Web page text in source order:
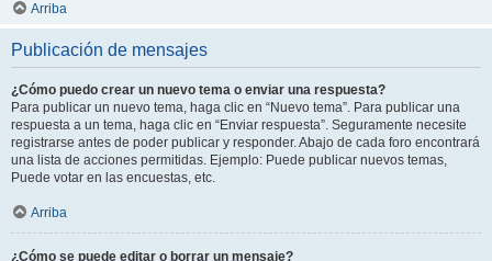
Arriba
Publicación de mensajes
¿Cómo puedo crear un nuevo tema o enviar una respuesta?
Para publicar un nuevo tema, haga clic en “Nuevo tema”. Para publicar una
respuesta a un tema, haga clic en “Enviar respuesta”. Seguramente necesite
registrarse antes de poder publicar y responder. Abajo de cada foro encontrará
una lista de acciones permitidas. Ejemplo: Puede publicar nuevos temas,
Puede votar en las encuestas, etc.
Arriba
¿Cómo se puede editar o borrar un mensaje?